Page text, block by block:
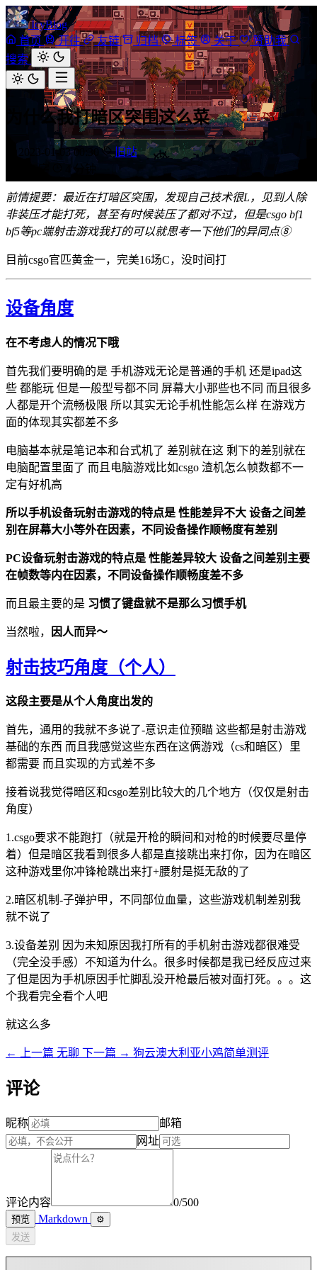
IcyBlog
首页
开往 友链 归档 标签 关于
赞助我
搜索
为什么我打暗区突围这么菜
2023-01-03 00:30
旧站
分钟
前情提要：最近在打暗区突围，发现自己技术很L，见到人除
非装压才能打死，甚至有时候装压了都对不过，但是csgo bf1
bf5等pc端射击游戏我打的可以就思考一下他们的异同点⑧
目前csgo官匹黄金一，完美16场C，没时间打
设备角度
在不考虑人的情况下哦
首先我们要明确的是 手机游戏无论是普通的手机 还是ipad这
些 都能玩 但是一般型号都不同 屏幕大小那些也不同 而且很多
人都是开个流畅极限 所以其实无论手机性能怎么样 在游戏方
面的体现其实都差不多
电脑基本就是笔记本和台式机了 差别就在这 剩下的差别就在
电脑配置里面了 而且电脑游戏比如csgo 渣机怎么帧数都不一
定有好机高
所以手机设备玩射击游戏的特点是 性能差异不大 设备之间差
别在屏幕大小等外在因素，不同设备操作顺畅度有差别
PC设备玩射击游戏的特点是 性能差异较大 设备之间差别主要
在帧数等内在因素，不同设备操作顺畅度差不多
而且最主要的是 习惯了键盘就不是那么习惯手机
当然啦， 因人而异～
射击技巧角度（个人）
这段主要是从个人角度出发的
首先，通用的我就不多说了-意识走位预瞄 这些都是射击游戏
基础的东西 而且我感觉这些东西在这俩游戏（cs和暗区）里
都需要 而且实现的方式差不多
接着说我觉得暗区和csgo差别比较大的几个地方（仅仅是射击
角度）
1.csgo要求不能跑打（就是开枪的瞬间和对枪的时候要尽量停
着）但是暗区我看到很多人都是直接跳出来打你，因为在暗区
这种游戏里你冲锋枪跳出来打+腰射是挺无敌的了
2.暗区机制-子弹护甲，不同部位血量，这些游戏机制差别我
就不说了
3.设备差别 因为未知原因我打所有的手机射击游戏都很难受
（完全没手感）不知道为什么。很多时候都是我已经反应过来
了但是因为手机原因手忙脚乱没开枪最后被对面打死。。。这
个我看完全看个人吧
就这么多
← 上一篇 无聊 下一篇 → 狗云澳大利亚小鸡简单测评
评论
昵称
邮箱
网址
评论内容 0/500
预览 Markdown
⚙
发送